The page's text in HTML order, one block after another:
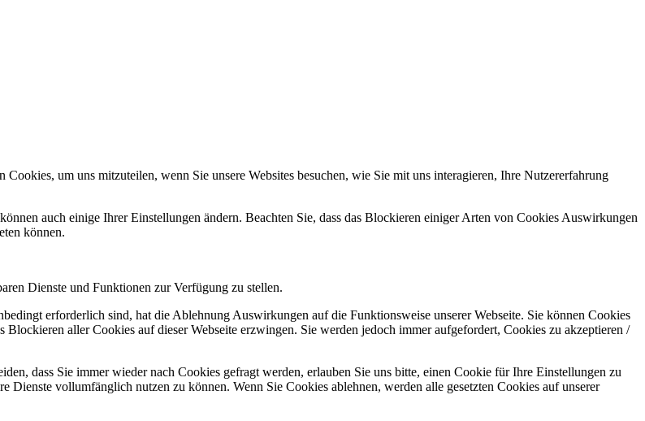
um uns mitzuteilen, wenn Sie unsere Websites besuchen, wie Sie mit uns interagieren, Ihre Nutzererfahrung
auch einige Ihrer Einstellungen ändern. Beachten Sie, dass das Blockieren einiger Arten von Cookies Auswirkungen
können.
Dienste und Funktionen zur Verfügung zu stellen.
erforderlich sind, hat die Ablehnung Auswirkungen auf die Funktionsweise unserer Webseite. Sie können Cookies
aller Cookies auf dieser Webseite erzwingen. Sie werden jedoch immer aufgefordert, Cookies zu akzeptieren /
dass Sie immer wieder nach Cookies gefragt werden, erlauben Sie uns bitte, einen Cookie für Ihre Einstellungen zu
Dienste vollumfänglich nutzen zu können. Wenn Sie Cookies ablehnen, werden alle gesetzten Cookies auf unserer